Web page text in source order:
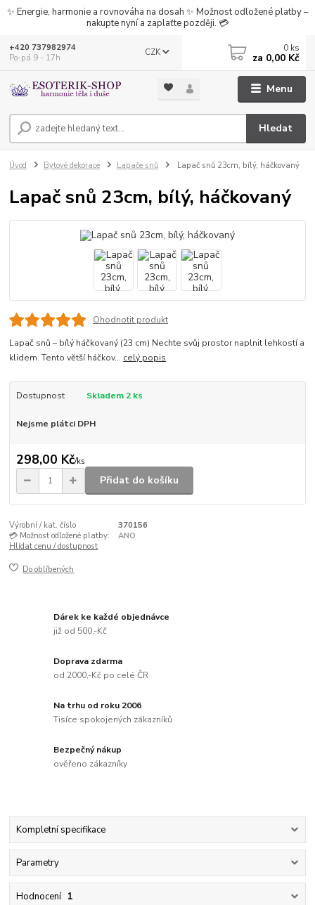
✨ Energie, harmonie a rovnováha na dosah ✨ Možnost odložené platby –
nakupte nyní a zaplaťte později. 💳
Menu
CZK
Hledat
+420 737982974
Po-pá 9 - 17h
0 ks
za 0,00 Kč
Úvod Bytové dekorace Lapače snů Lapač snů 23cm, bílý, háčkovaný
Lapač snů 23cm, bílý, háčkovaný
Ohodnotit produkt
Lapač snů – bílý háčkovaný (23 cm) Nechte svůj prostor naplnit lehkostí a
klidem. Tento větší háčkov... celý popis
Dostupnost Skladem 2 ks
Nejsme plátci DPH
298,00 Kč/ks
Přidat do košíku
Výrobní / kat. číslo
370156
💳 Možnost odložené platby:
ANO
Hlídat cenu / dostupnost
Do oblíbených
Dárek ke každé objednávce
již od 500,-Kč
Doprava zdarma
od 2000,-Kč po celé ČR
Na trhu od roku 2006
Tisíce spokojených zákazníků
Bezpečný nákup
ověřeno zákazníky
Kompletní specifikace
Parametry
Hodnocení 1